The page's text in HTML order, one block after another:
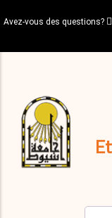
au
principal
Avez-vous des questions?
décisions
Expatriés
Journal